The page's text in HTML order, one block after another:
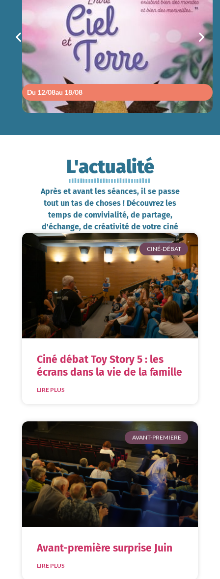
Du 12/08au 18/08
ENTRE CIEL ET TERRE
sam 15/08
14h30
L'actualité
Après et avant les séances, il se passe
tout un tas de choses ! Découvrez les
temps de convivialité, de partage,
d'échange, de créativité de votre ciné
CINÉ-DÉBAT
Ciné débat Toy Story 5 : les
écrans dans la vie de la famille
LIRE PLUS
AVANT-PREMIERE
Avant-première surprise Juin
LIRE PLUS